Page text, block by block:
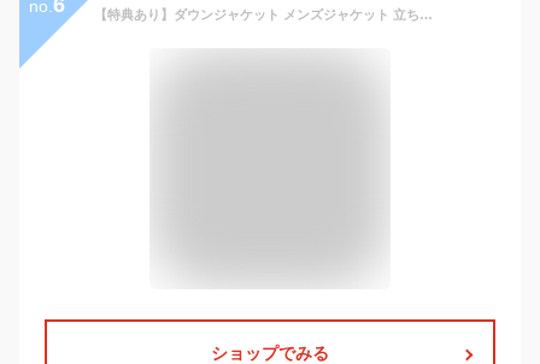
no. 【特典あり】ダウンジャケット メンズジャケット 立ち襟 ジャケット ショート丈 ジャケット ジップアップ ジャケット スタンドカラー 大きいサイズ カジュアルジャケット 男性 秋冬アウター
ショップでみる